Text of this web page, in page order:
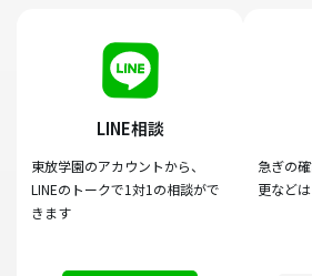
LINE相談
東放学園のアカウントから、
LINEのトークで1対1の相談がで
きます
急ぎの
更など